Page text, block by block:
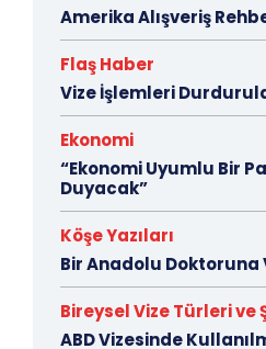
Amerika Alışveriş
Flaş Haber
Vize İşlemleri
Ekonomi
“Ekonomi Uyumlu Bir
Duyacak”
Köşe Yazıları
Bir Anadolu Doktoruna
Bireysel Vize Türleri ve
ABD Vizesinde